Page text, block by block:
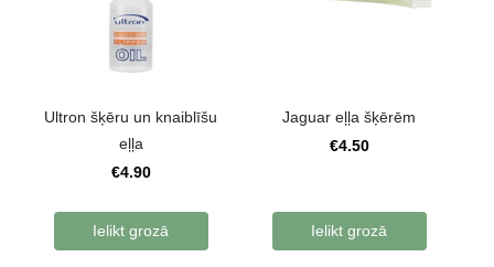
Ultron šķēru un knaiblīšu
eļļa
€4.90
Ielikt grozā
Jaguar eļļa šķērēm
€4.50
Ielikt grozā